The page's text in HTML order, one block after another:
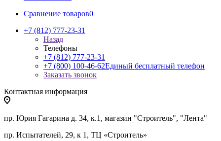
Сравнение товаров0
+7 (812) 777-23-31
Назад
Телефоны
+7 (812) 777-23-31
+7 (800) 100-46-62Единый бесплатный телефон
Заказать звонок
Контактная информация
пр. Юрия Гагарина д. 34, к.1, магазин "Строитель", "Лента"
пр. Испытателей, 29, к 1, ТЦ «Строитель»